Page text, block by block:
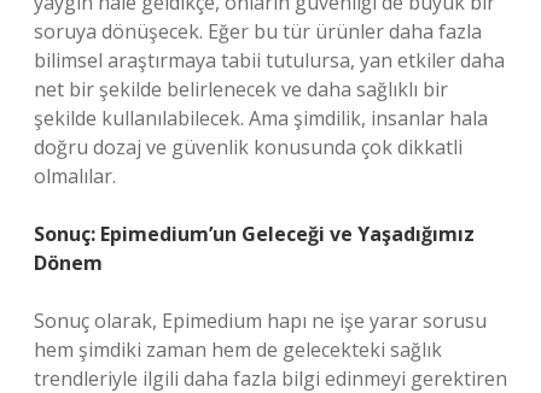
soruya dönüşecek. Eğer bu tür ürünler daha fazla
bilimsel araştırmaya tabii tutulursa, yan etkiler daha
net bir şekilde belirlenecek ve daha sağlıklı bir
şekilde kullanılabilecek. Ama şimdilik, insanlar hala
doğru dozaj ve güvenlik konusunda çok dikkatli
olmalılar.
Sonuç: Epimedium’un Geleceği ve Yaşadığımız
Dönem
Sonuç olarak, Epimedium hapı ne işe yarar sorusu
hem şimdiki zaman hem de gelecekteki sağlık
trendleriyle ilgili daha fazla bilgi edinmeyi gerektiren